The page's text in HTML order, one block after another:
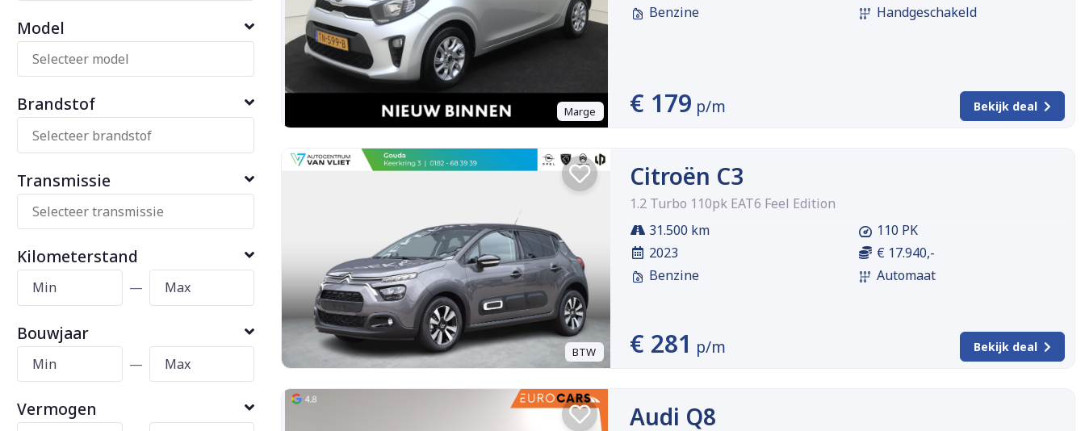
Model
Brandstof
Transmissie
Kilometerstand
—
Bouwjaar
—
Vermogen
Marge
Benzine
Handgeschakeld
€ 179 p/m Bekijk deal
BTW
Citroën C3
1.2 Turbo 110pk EAT6 Feel Edition
31.500 km
2023
Benzine
110 PK
€ 17.940,-
Automaat
€ 281 p/m Bekijk deal
Audi Q8